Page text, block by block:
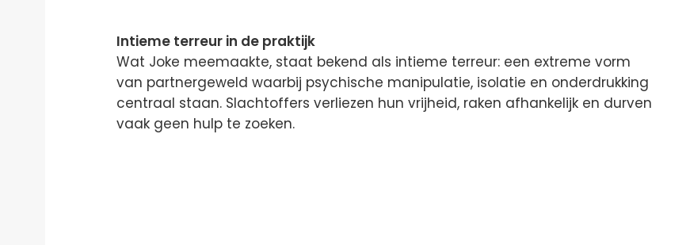
Intieme terreur in de praktijk
Wat Joke meemaakte, staat bekend als intieme terreur: een extreme vorm
van partnergeweld waarbij psychische manipulatie, isolatie en onderdrukking
centraal staan. Slachtoffers verliezen hun vrijheid, raken afhankelijk en durven
vaak geen hulp te zoeken.